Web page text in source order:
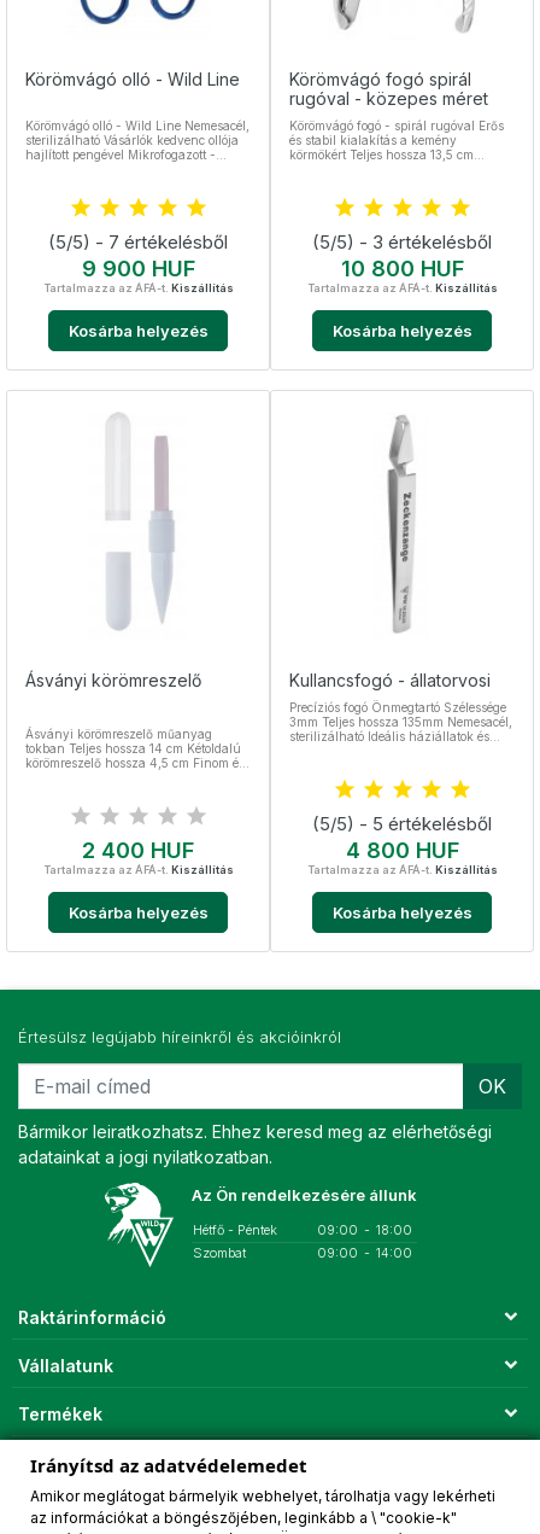
Körömvágó olló - Wild Line
Körömvágó olló - Wild Line Nemesacél,
sterilizálható Vásárlók kedvenc ollója
hajlított pengével Mikrofogazott -
egyaránt PVD bevonat - titánium
ötvözettel: tartós élesség és gyönyörű
(5/5) - 7 értékelésből
Ár
9 900 HUF
Tartalmazza az ÁFÁ-t. Kiszállítás
Kosárba helyezés
Körömvágó fogó spirál
rugóval - közepes méret
Körömvágó fogó - spirál rugóval Erős
és stabil kialakítás a kemény
körmökért Teljes hossza 13,5 cm
(5/5) - 3 értékelésből
Ár
10 800 HUF
Tartalmazza az ÁFÁ-t. Kiszállítás
Kosárba helyezés
Ásványi körömreszelő
Ásványi körömreszelő műanyag
tokban Teljes hossza 14 cm Kétoldalú
körömreszelő hossza 4,5 cm Finom és
Ár
2 400 HUF
Tartalmazza az ÁFÁ-t. Kiszállítás
Kosárba helyezés
Kullancsfogó - állatorvosi
Precíziós fogó Önmegtartó Szélessége
3mm Teljes hossza 135mm Nemesacél,
sterilizálható Ideális háziállatok és
(5/5) - 5 értékelésből
Ár
4 800 HUF
Tartalmazza az ÁFÁ-t. Kiszállítás
Kosárba helyezés
Értesülsz legújabb híreinkről és akcióinkról
OK
Bármikor leiratkozhatsz. Ehhez keresd meg az elérhetőségi
adatainkat a jogi nyilatkozatban.
Az Ön rendelkezésére állunk
Hétfő - Péntek 09:00 - 18:00
Szombat
09:00 - 14:00
Raktárinformáció
Vállalatunk
Termékek
Fiókod
Fizetési módok
Irányítsd az adatvédelemedet
Amikor meglátogat bármelyik webhelyet, tárolhatja vagy lekérheti
az információkat a böngészőjében, leginkább a \ "cookie-k"